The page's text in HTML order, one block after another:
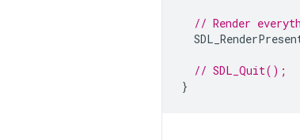
// Render
// SDL_Quit();
}